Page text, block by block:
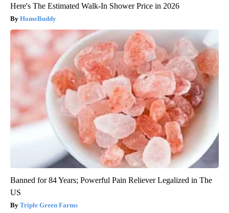
Here's The Estimated Walk-In Shower Price in 2026
HomeBuddy
Banned for 84 Years; Powerful Pain Reliever Legalized in The
US
Triple Green Farms